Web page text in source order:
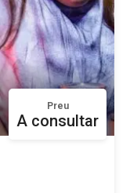
Preu
A consultar